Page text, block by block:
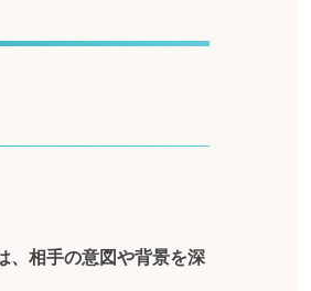
、相手の意図や背景を深